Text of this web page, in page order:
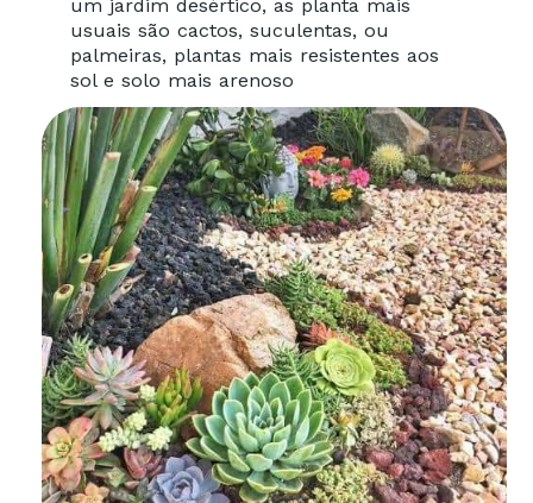
um jardim desértico, as planta mais
usuais são cactos, suculentas, ou
palmeiras, plantas mais resistentes aos
sol e solo mais arenoso